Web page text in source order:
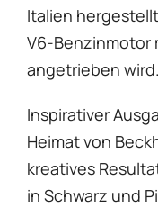
Italien
V6-Benzinmotor
angetrieben wird.
Inspirativer
Heimat von
kreatives
in Schwarz und